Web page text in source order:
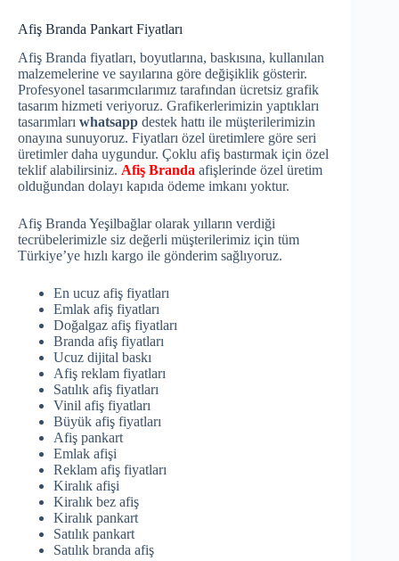
Afiş Branda Pankart Fiyatları
Afiş Branda fiyatları, boyutlarına, baskısına, kullanılan
malzemelerine ve sayılarına göre değişiklik gösterir.
Profesyonel tasarımcılarımız tarafından ücretsiz grafik
tasarım hizmeti veriyoruz. Grafikerlerimizin yaptıkları
tasarımları whatsapp destek hattı ile müşterilerimizin
onayına sunuyoruz. Fiyatları özel üretimlere göre seri
üretimler daha uygundur. Çoklu afiş bastırmak için özel
teklif alabilirsiniz. Afiş Branda afişlerinde özel üretim
olduğundan dolayı kapıda ödeme imkanı yoktur.
Afiş Branda Yeşilbağlar olarak yılların verdiği
tecrübelerimizle siz değerli müşterilerimiz için tüm
Türkiye’ye hızlı kargo ile gönderim sağlıyoruz.
En ucuz afiş fiyatları
Emlak afiş fiyatları
Doğalgaz afiş fiyatları
Branda afiş fiyatları
Ucuz dijital baskı
Afiş reklam fiyatları
Satılık afiş fiyatları
Vinil afiş fiyatları
Büyük afiş fiyatları
Afiş pankart
Emlak afişi
Reklam afiş fiyatları
Kiralık afişi
Kiralık bez afiş
Kiralık pankart
Satılık pankart
Satılık branda afiş